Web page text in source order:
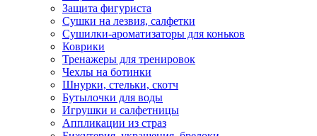
Защита фигуриста
Сушки на лезвия, салфетки
Сушилки-ароматизаторы для коньков
Коврики
Тренажеры для тренировок
Чехлы на ботинки
Шнурки, стельки, скотч
Бутылочки для воды
Игрушки и салфетницы
Аппликации из страз